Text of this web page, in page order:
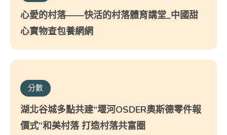
心愛的村落——快活的村落體育講堂_中國甜
心寶物查包養網網
分數
湖北谷城多點共建“堰河OSDER奧斯德零件報
價式”和美村落 打造村落共富圈